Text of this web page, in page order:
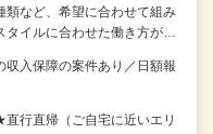
類など、希望に合わせて組み
タイルに合わせた働き方が…
入保障の案件あり／日額報
行直帰（ご自宅に近いエリ